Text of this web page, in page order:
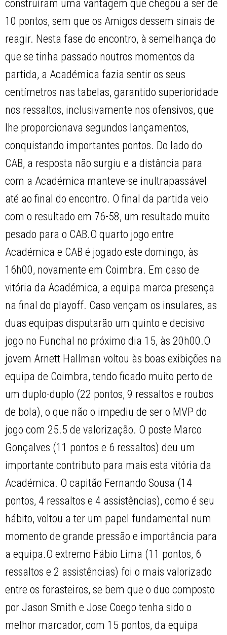
construíram uma vantagem que chegou a ser de
10 pontos, sem que os Amigos dessem sinais de
reagir. Nesta fase do encontro, à semelhança do
que se tinha passado noutros momentos da
partida, a Académica fazia sentir os seus
centímetros nas tabelas, garantido superioridade
nos ressaltos, inclusivamente nos ofensivos, que
lhe proporcionava segundos lançamentos,
conquistando importantes pontos. Do lado do
CAB, a resposta não surgiu e a distância para
com a Académica manteve-se inultrapassável
até ao final do encontro. O final da partida veio
com o resultado em 76-58, um resultado muito
pesado para o CAB.O quarto jogo entre
Académica e CAB é jogado este domingo, às
16h00, novamente em Coimbra. Em caso de
vitória da Académica, a equipa marca presença
na final do playoff. Caso vençam os insulares, as
duas equipas disputarão um quinto e decisivo
jogo no Funchal no próximo dia 15, às 20h00.O
jovem Arnett Hallman voltou às boas exibições na
equipa de Coimbra, tendo ficado muito perto de
um duplo-duplo (22 pontos, 9 ressaltos e roubos
de bola), o que não o impediu de ser o MVP do
jogo com 25.5 de valorização. O poste Marco
Gonçalves (11 pontos e 6 ressaltos) deu um
importante contributo para mais esta vitória da
Académica. O capitão Fernando Sousa (14
pontos, 4 ressaltos e 4 assistências), como é seu
hábito, voltou a ter um papel fundamental num
momento de grande pressão e importância para
a equipa.O extremo Fábio Lima (11 pontos, 6
ressaltos e 2 assistências) foi o mais valorizado
entre os forasteiros, se bem que o duo composto
por Jason Smith e Jose Coego tenha sido o
melhor marcador, com 15 pontos, da equipa